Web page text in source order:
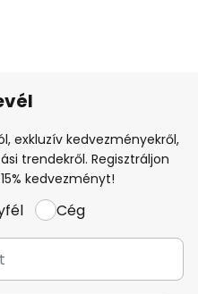
exkluzív kedvezményekről,
trendekről. Regisztráljon
kedvezményt!
Cég